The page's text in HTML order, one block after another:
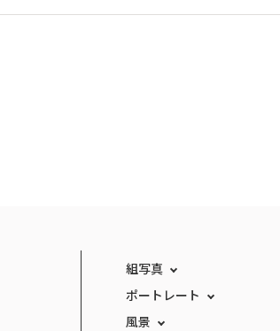
組写真
ポートレート
風景